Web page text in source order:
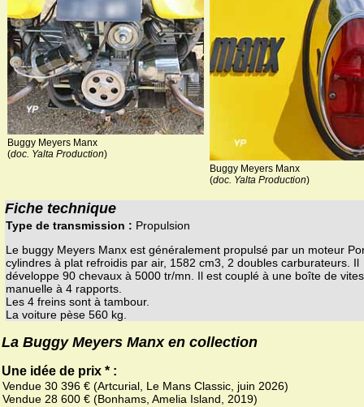
Buggy Meyers Manx
(doc. Yalta Production)
Buggy Meyers Manx
(doc. Yalta Production)
Fiche technique
Type de transmission : Propulsion
Le buggy Meyers Manx est généralement propulsé par un moteur
cylindres à plat refroidis par air, 1582 cm3, 2 doubles carburateurs. Il
développe 90 chevaux à 5000 tr/mn. Il est couplé à une boîte de
manuelle à 4 rapports.
Les 4 freins sont à tambour.
La voiture pèse 560 kg.
La Buggy Meyers Manx en collection
Une idée de prix * :
Vendue 30 396 € (Artcurial, Le Mans Classic, juin 2026)
Vendue 28 600 € (Bonhams, Amelia Island, 2019)